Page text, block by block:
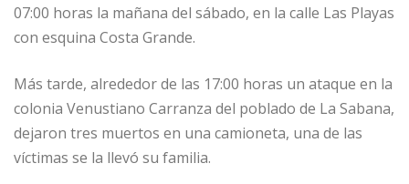
07:00 horas la mañana del sábado, en la calle Las Playas
con esquina Costa Grande.
Más tarde, alrededor de las 17:00 horas un ataque en la
colonia Venustiano Carranza del poblado de La Sabana,
dejaron tres muertos en una camioneta, una de las
víctimas se la llevó su familia.